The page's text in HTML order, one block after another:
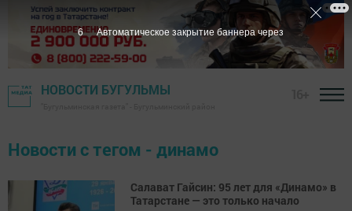
НОВОСТИ БУГУЛЬМЫ
Новости с тегом - динамо
Салават Гайсин: 95 лет для «Динамо» в
Татарстане — это только начало
6 Автоматическое закрытие баннера через